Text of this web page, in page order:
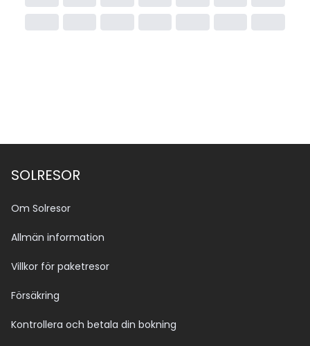
SOLRESOR
Om Solresor
Allmän information
Villkor för paketresor
Försäkring
Kontrollera och betala din bokning